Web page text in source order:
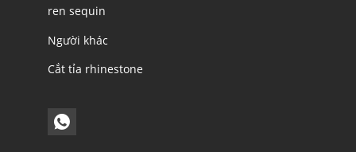
ren sequin
Người khác
Cắt tỉa rhinestone